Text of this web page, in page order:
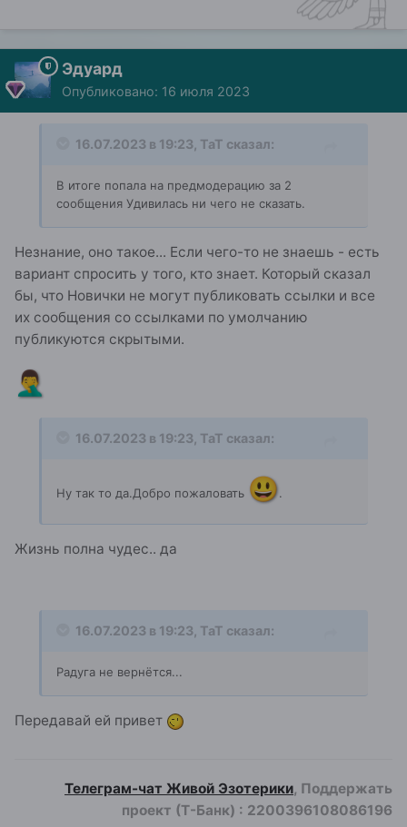
Эдуард
Опубликовано: 16 июля 2023
16.07.2023 в 19:23, ТаТ сказал:
В итоге попала на предмодерацию за 2
сообщения Удивилась ни чего не сказать.
Незнание, оно такое... Если чего-то не знаешь - есть
вариант спросить у того, кто знает. Который сказал
бы, что Новички не могут публиковать ссылки и все
их сообщения со ссылками по умолчанию
публикуются скрытыми.
🤦‍♂️
16.07.2023 в 19:23, ТаТ сказал:
Ну так то да.Добро пожаловать 😃.
Жизнь полна чудес.. да
16.07.2023 в 19:23, ТаТ сказал:
Радуга не вернётся...
Передавай ей привет
Телеграм-чат Живой Эзотерики, Поддержать
проект (Т-Банк) : 2200396108086196